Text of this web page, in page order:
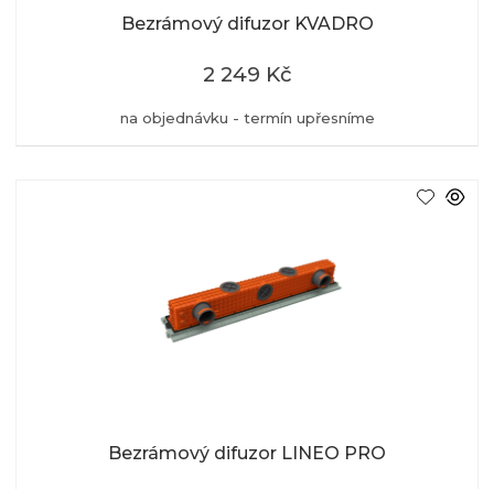
Bezrámový difuzor KVADRO
na objednávku - termín upřesníme
2 249 Kč
Bezrámový difuzor LINEO PRO